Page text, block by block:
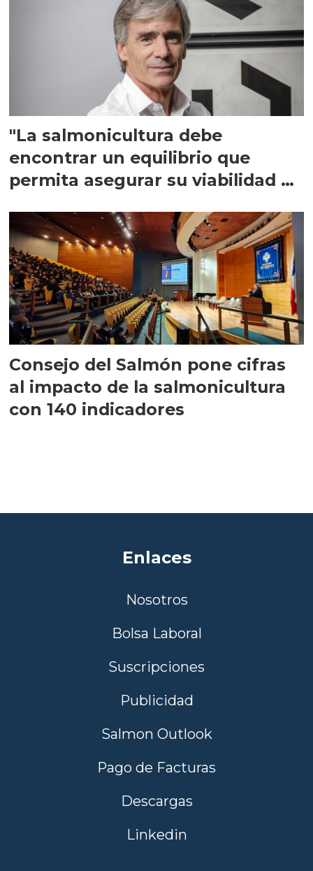
"La salmonicultura debe
encontrar un equilibrio que
permita asegurar su viabilidad de
Consejo del Salmón pone cifras
al impacto de la salmonicultura
con 140 indicadores
Enlaces
Nosotros
Bolsa Laboral
Suscripciones
Publicidad
Salmon Outlook
Pago de Facturas
Descargas
Linkedin